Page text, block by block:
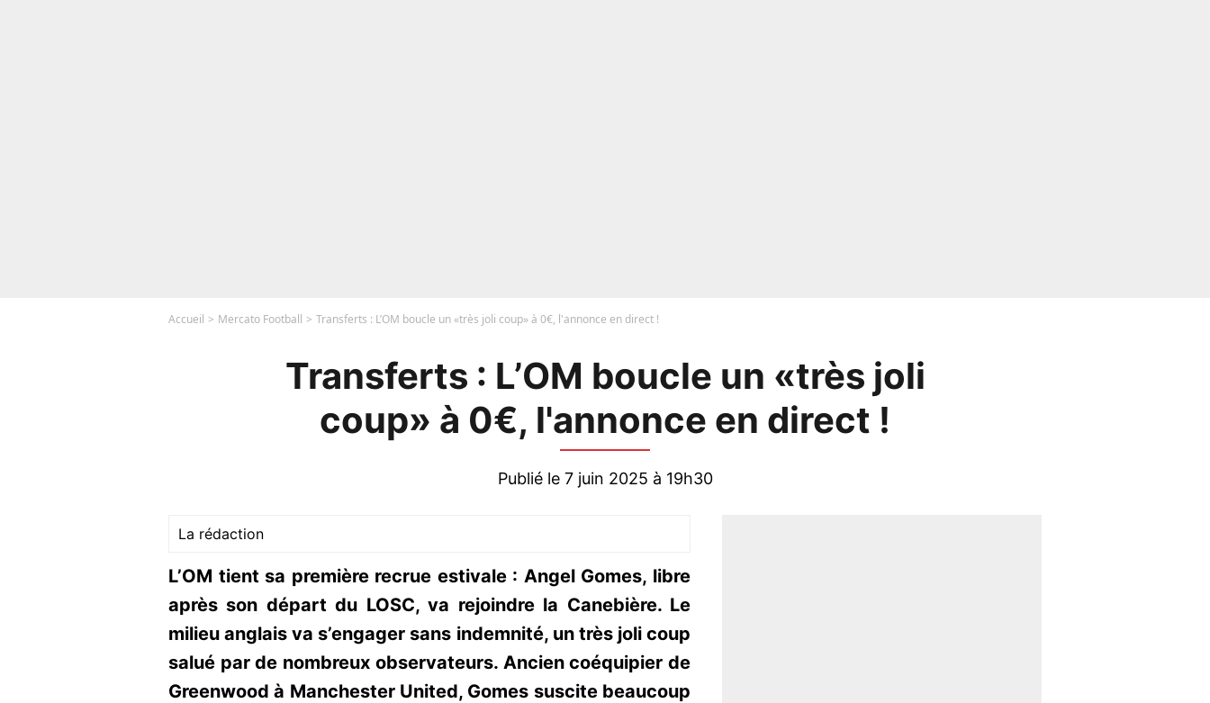
Accueil Mercato Football Transferts : L’OM boucle un «très joli coup» à 0€, l'annonce en direct !
Transferts : L’OM boucle un «très joli
coup» à 0€, l'annonce en direct !
Publié le 7 juin 2025 à 19h30
La rédaction
L’OM tient sa première recrue estivale : Angel Gomes, libre
après son départ du LOSC, va rejoindre la Canebière. Le
milieu anglais va s’engager sans indemnité, un très joli coup
salué par de nombreux observateurs. Ancien coéquipier de
Greenwood à Manchester United, Gomes suscite beaucoup